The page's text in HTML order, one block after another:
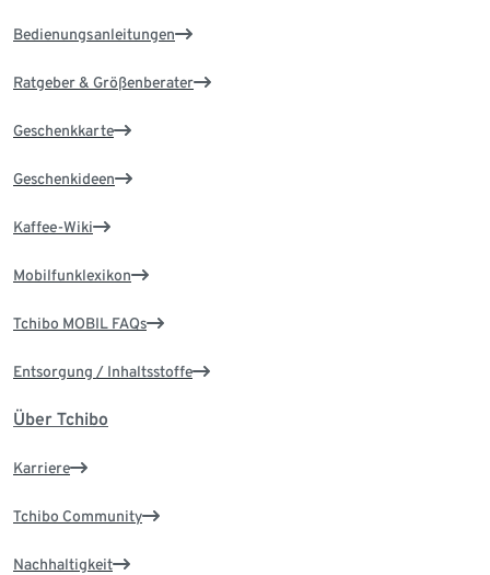
Bedienungsanleitungen
Ratgeber & Größenberater
Geschenkkarte
Geschenkideen
Kaffee-Wiki
Mobilfunklexikon
Tchibo MOBIL FAQs
Entsorgung / Inhaltsstoffe
Über Tchibo
Karriere
Tchibo Community
Nachhaltigkeit